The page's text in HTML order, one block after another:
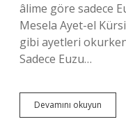
âlime göre sadece
Mesela Ayet-el
gibi ayetleri
Sadece Euzu…
Devamını okuyun
Duanın